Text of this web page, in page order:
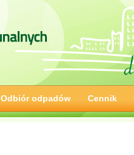
Odbiór odpadów Cennik